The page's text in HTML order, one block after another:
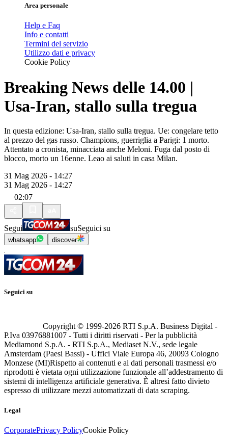
Area personale
Help e Faq
Info e contatti
Termini del servizio
Utilizzo dati e privacy
Cookie Policy
Breaking News delle 14.00 |
Usa-Iran, stallo sulla tregua
In questa edizione: Usa-Iran, stallo sulla tregua. Ue: congelare tetto
al prezzo del gas russo. Champions, guerriglia a Parigi: 1 morto.
Attentato a cronista, minacciata anche Meloni. Fuga dal posto di
blocco, morto un 16enne. Leao ai saluti in casa Milan.
31 Mag 2026 - 14:27
31 Mag 2026 - 14:27
02:07
Segui suSeguici su
whatsapp discover
Seguici su
Copyright © 1999-2026 RTI S.p.A. Business Digital -
P.Iva 03976881007 - Tutti i diritti riservati - Per la pubblicità
Mediamond S.p.A. - RTI S.p.A., Mediaset N.V., sede legale
Amsterdam (Paesi Bassi) - Uffici Viale Europa 46, 20093 Cologno
Monzese (MI)Rispetto ai contenuti e ai dati personali trasmessi e/o
riprodotti è vietata ogni utilizzazione funzionale all’addestramento di
sistemi di intelligenza artificiale generativa. È altresì fatto divieto
espresso di utilizzare mezzi automatizzati di data scraping.
Legal
CorporatePrivacy PolicyCookie Policy